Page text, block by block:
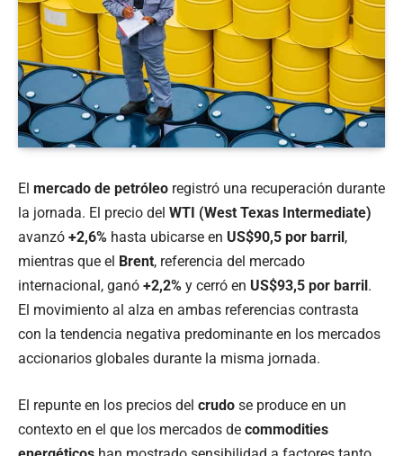
El mercado de petróleo registró una recuperación durante
la jornada. El precio del WTI (West Texas Intermediate)
avanzó +2,6% hasta ubicarse en US$90,5 por barril ,
mientras que el Brent, referencia del mercado
internacional, ganó +2,2% y cerró en US$93,5 por barril .
El movimiento al alza en ambas referencias contrasta
con la tendencia negativa predominante en los mercados
accionarios globales durante la misma jornada.
El repunte en los precios del crudo se produce en un
contexto en el que los mercados de commodities